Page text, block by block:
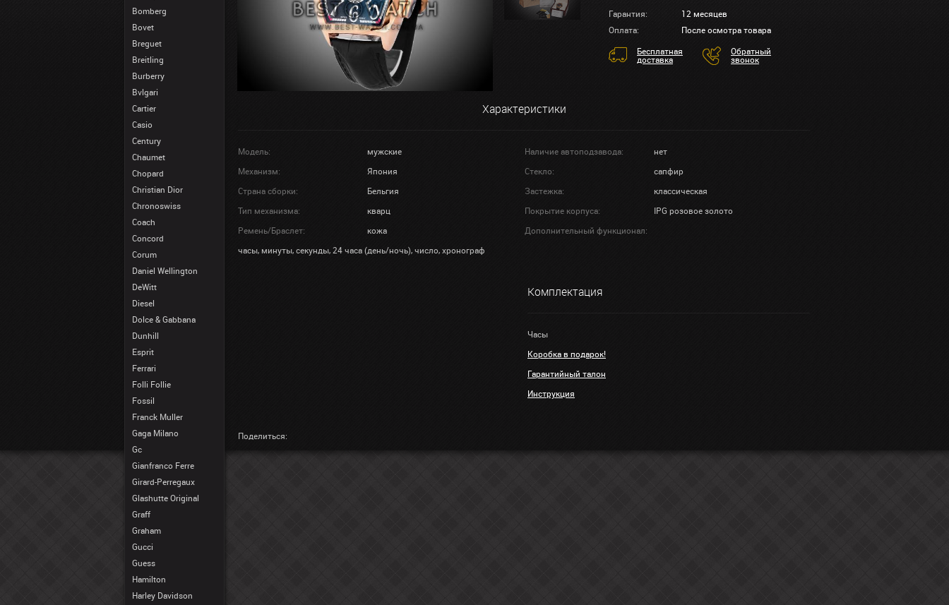
Bomberg
Bovet
Breguet
Breitling
Burberry
Bvlgari
Cartier
Casio
Century
Chaumet
Chopard
Christian Dior
Chronoswiss
Coach
Concord
Corum
Daniel Wellington
DeWitt
Diesel
Dolce & Gabbana
Dunhill
Esprit
Ferrari
Folli Follie
Fossil
Franck Muller
Gaga Milano
Gc
Gianfranco Ferre
Girard-Perregaux
Glashutte Original
Graff
Graham
Gucci
Guess
Hamilton
Harley Davidson
Гарантия:
12 месяцев
Оплата:
После осмотра товара
Бесплатная
доставка
Обратный
звонок
Характеристики
Модель: мужские Наличие автоподзавода:
нет
Механизм:
Япония Стекло:
сапфир
Страна сборки:
Бельгия Застежка:
классическая
Тип механизма:
кварц Покрытие корпуса:
IPG розовое золото
Ремень/Браслет:
кожа
Дополнительный функционал:
часы, минуты, секунды, 24 часа (день/ночь), число, хронограф
Комплектация
Часы
Коробка в подарок!
Гарантийный талон
Инструкция
Поделиться: